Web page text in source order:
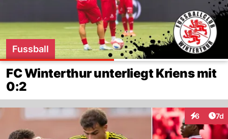
Fussball
FC Winterthur unterliegt Kriens mit
0:2
6 7d